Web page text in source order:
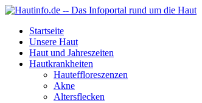
Startseite
Unsere Haut
Haut und Jahreszeiten
Hautkrankheiten
Hauteffloreszenzen
Akne
Altersflecken